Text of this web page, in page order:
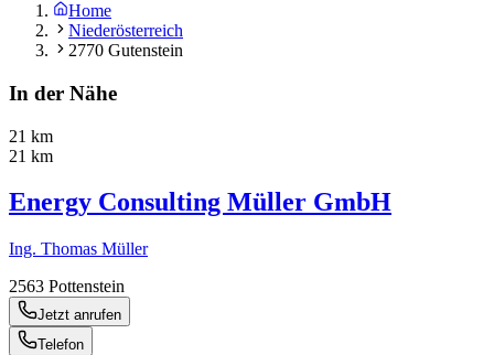
Home
Niederösterreich
2770 Gutenstein
In der Nähe
21 km
21 km
Energy Consulting Müller GmbH
Ing. Thomas Müller
2563 Pottenstein
Jetzt anrufen
Telefon